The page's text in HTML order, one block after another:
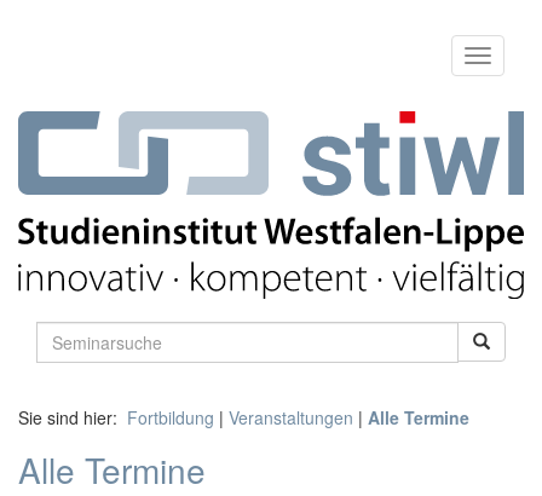
Sie sind hier: Fortbildung | Veranstaltungen | Alle Termine
Alle Termine